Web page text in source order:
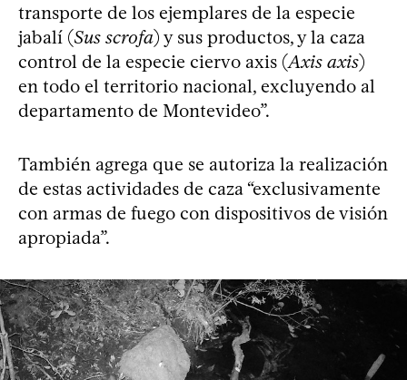
transporte de los ejemplares de la especie
jabalí (Sus scrofa) y sus productos, y la caza
control de la especie ciervo axis (Axis axis)
en todo el territorio nacional, excluyendo al
departamento de Montevideo”.
También agrega que se autoriza la realización
de estas actividades de caza “exclusivamente
con armas de fuego con dispositivos de visión
apropiada”.